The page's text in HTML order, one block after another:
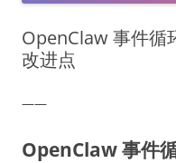
OpenClaw 事件循
改进点
——
OpenClaw 事件